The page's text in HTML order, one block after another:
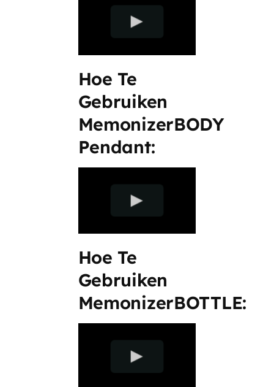
Hoe Te
Gebruiken
MemonizerBODY
Pendant:
Hoe Te
Gebruiken
MemonizerBOTTLE: